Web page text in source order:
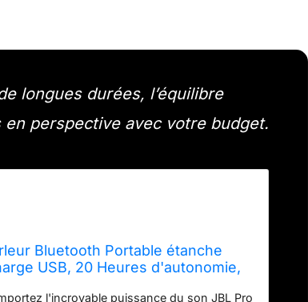
longues durées, l’équilibre
en perspective avec votre budget.
Bluetooth Portable étanche
USB, 20 Heures d'autonomie,
l'incroyable puissance du son JBL Pro